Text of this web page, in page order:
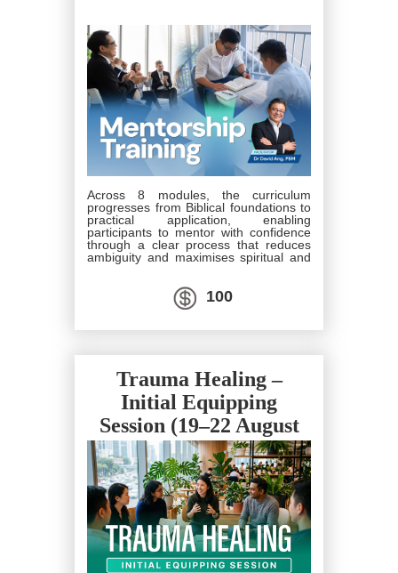
Across 8 modules, the curriculum
progresses from Biblical foundations to
practical application, enabling
participants to mentor with confidence
through a clear process that reduces
ambiguity and maximises spiritual and
100
Trauma Healing –
Initial Equipping
Session (19–22 August
2026)